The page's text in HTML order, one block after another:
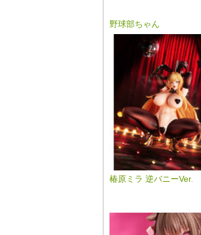
野球部ちゃん
椿原ミラ 逆バニーVer.